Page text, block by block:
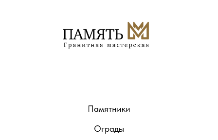
Памятники
Ограды